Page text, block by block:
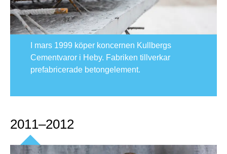
I mars 1999 köper koncernen Kullbergs
Cementvaror i Heby. Fabriken tillverkar
prefabricerade betongelement.
2011–2012